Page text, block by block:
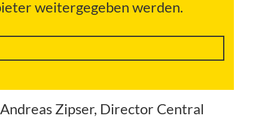
weitergegeben werden.
Zipser, Director Central